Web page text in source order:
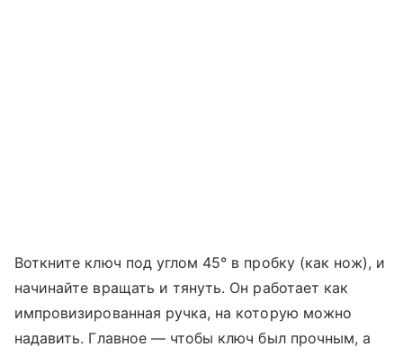
Воткните ключ под углом 45° в пробку (как нож), и
начинайте вращать и тянуть. Он работает как
импровизированная ручка, на которую можно
надавить. Главное — чтобы ключ был прочным, а